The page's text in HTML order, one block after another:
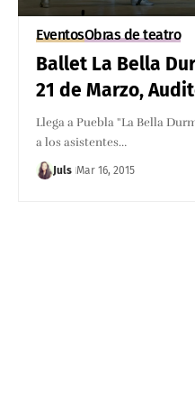
EventosObras de teatro
Ballet La Bella
21 de Marzo,
Llega a Puebla "La Bella
a los asistentes…
Juls Mar 16, 2015